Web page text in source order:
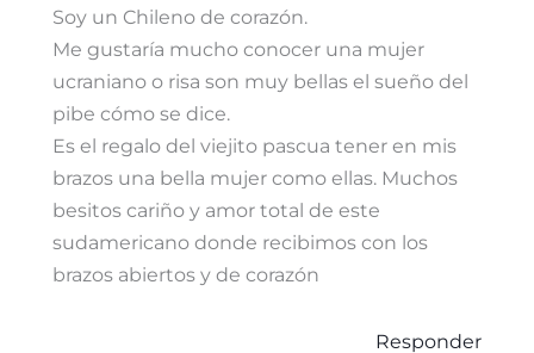
Soy un Chileno de corazón.
Me gustaría mucho conocer una mujer
ucraniano o risa son muy bellas el sueño del
pibe cómo se dice.
Es el regalo del viejito pascua tener en mis
brazos una bella mujer como ellas. Muchos
besitos cariño y amor total de este
sudamericano donde recibimos con los
brazos abiertos y de corazón
Responder